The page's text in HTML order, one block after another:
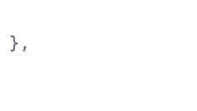
},